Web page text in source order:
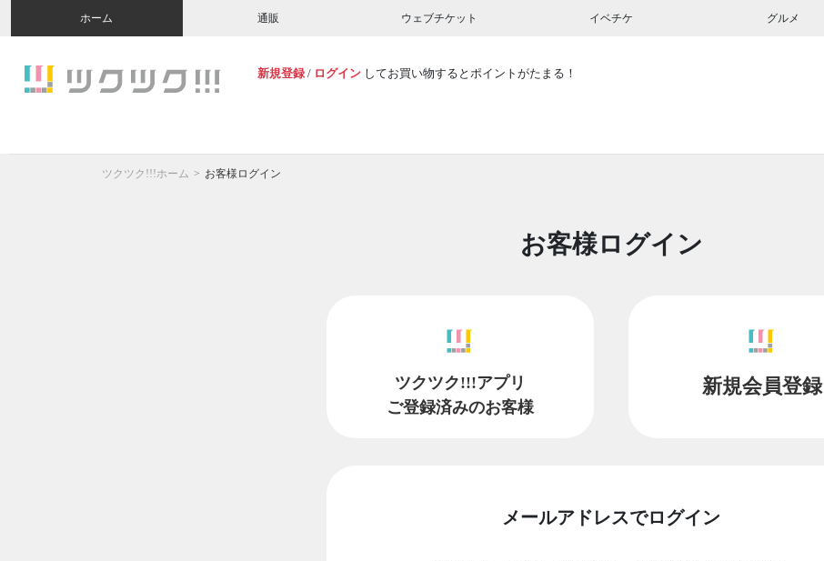
ホーム 通販 ウェブチケット イベチケ グルメ
新規登録 / ログイン してお買い物するとポイントがたまる！
ツクツク!!!ホーム お客様ログイン
お客様ログイン
ツクツク!!!アプリ
ご登録済みのお客様
新規会員登録
メールアドレスでログイン